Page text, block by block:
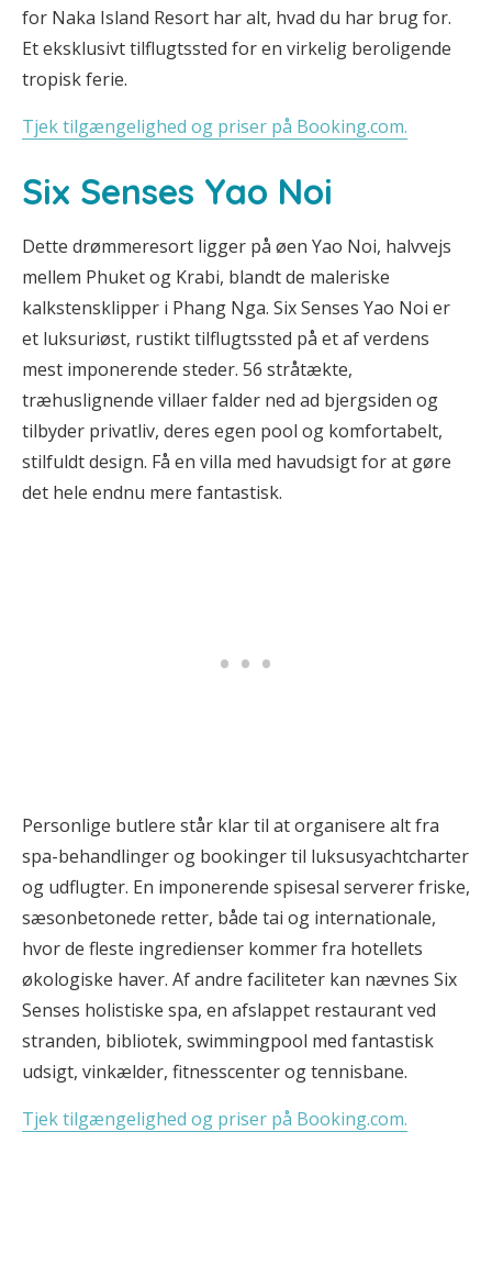
for Naka Island Resort har alt, hvad du har brug for.
Et eksklusivt tilflugtssted for en virkelig beroligende
tropisk ferie.
Tjek tilgængelighed og priser på Booking.com.
Six Senses Yao Noi
Dette drømmeresort ligger på øen Yao Noi, halvvejs
mellem Phuket og Krabi, blandt de maleriske
kalkstensklipper i Phang Nga. Six Senses Yao Noi er
et luksuriøst, rustikt tilflugtssted på et af verdens
mest imponerende steder. 56 stråtækte,
træhuslignende villaer falder ned ad bjergsiden og
tilbyder privatliv, deres egen pool og komfortabelt,
stilfuldt design. Få en villa med havudsigt for at gøre
det hele endnu mere fantastisk.
Personlige butlere står klar til at organisere alt fra
spa-behandlinger og bookinger til luksusyachtcharter
og udflugter. En imponerende spisesal serverer friske,
sæsonbetonede retter, både tai og internationale,
hvor de fleste ingredienser kommer fra hotellets
økologiske haver. Af andre faciliteter kan nævnes Six
Senses holistiske spa, en afslappet restaurant ved
stranden, bibliotek, swimmingpool med fantastisk
udsigt, vinkælder, fitnesscenter og tennisbane.
Tjek tilgængelighed og priser på Booking.com.